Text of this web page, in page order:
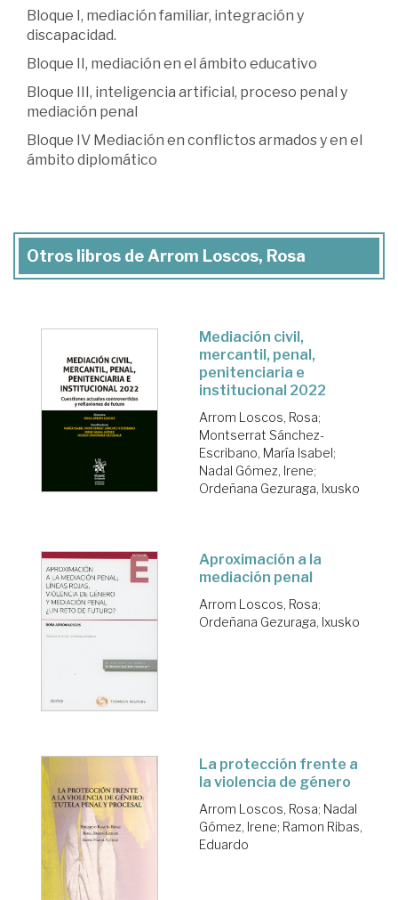
Bloque I, mediación familiar, integración y
discapacidad.
Bloque II, mediación en el ámbito educativo
Bloque III, inteligencia artificial, proceso penal y
mediación penal
Bloque IV Mediación en conflictos armados y en el
ámbito diplomático
Otros libros de Arrom Loscos, Rosa
Mediación civil,
mercantil, penal,
penitenciaria e
institucional 2022
Arrom Loscos, Rosa;
Montserrat Sánchez-
Escribano, María Isabel;
Nadal Gómez, Irene;
Ordeñana Gezuraga, Ixusko
Aproximación a la
mediación penal
Arrom Loscos, Rosa;
Ordeñana Gezuraga, Ixusko
La protección frente a
la violencia de género
Arrom Loscos, Rosa; Nadal
Gómez, Irene; Ramon Ribas,
Eduardo